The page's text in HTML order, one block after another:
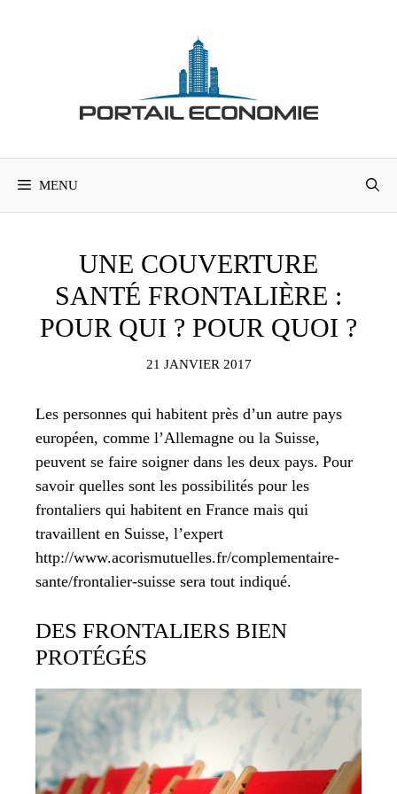
MENU
UNE COUVERTURE
SANTÉ FRONTALIÈRE :
POUR QUI ? POUR QUOI ?
21 JANVIER 2017
Les personnes qui habitent près d’un autre pays
européen, comme l’Allemagne ou la Suisse,
peuvent se faire soigner dans les deux pays. Pour
savoir quelles sont les possibilités pour les
frontaliers qui habitent en France mais qui
travaillent en Suisse, l’expert
http://www.acorismutuelles.fr/complementaire-
sante/frontalier-suisse sera tout indiqué.
DES FRONTALIERS BIEN
PROTÉGÉS